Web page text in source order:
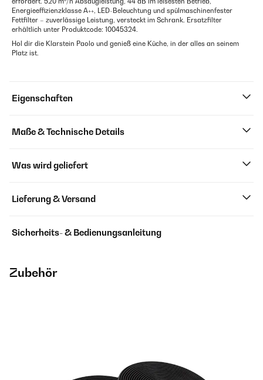
Energieeffizienzklasse A++, LED-Beleuchtung und spülmaschinenfester
Fettfilter – zuverlässige Leistung, versteckt im Schrank. Ersatzfilter
erhältlich unter Produktcode: 10045324.
Hol dir die Klarstein Paolo und genieß eine Küche, in der alles an seinem
Platz ist.
Eigenschaften
Maße & Technische Details
Was wird geliefert
Lieferung & Versand
Sicherheits- & Bedienungsanleitung
Zubehör